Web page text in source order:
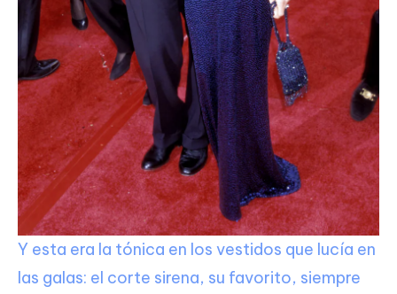
Y esta era la tónica en los vestidos que lucía en
las galas: el corte sirena, su favorito, siempre